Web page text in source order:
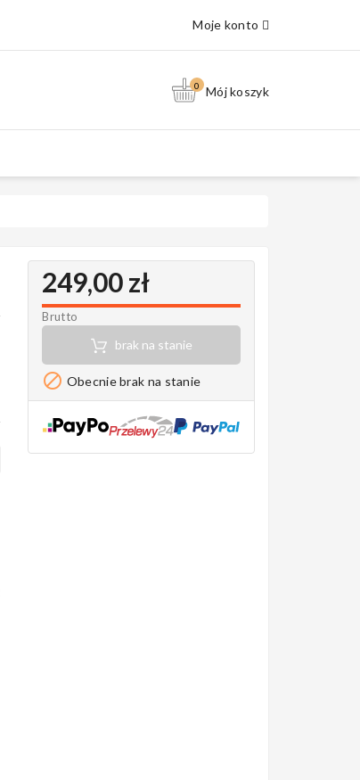
Moje konto
0 Mój koszyk
249,00 zł
Brutto
brak na stanie
 Obecnie brak na stanie